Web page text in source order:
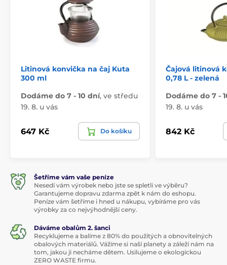
Litinová konvička na čaj Kuta
300 ml
Dodáme do 7 - 10 dní, ve středu
19. 8. u vás
647 Kč Do košíku
Čajová litinová
0,78 L - zelená
Dodáme do 7 -
19. 8. u vás
842 Kč
Šetříme vám vaše peníze
Nesedí vám výrobek nebo jste se spletli ve výběru?
Garantujeme dopravu zdarma zpět k nám do eshopu.
Peníze vám šetříme i hned u nákupu, vybíráme pro vás
výrobky za co nejvýhodnější ceny.
Dáváme obalům 2. šanci
Recyklujeme a balíme z 80% do použitých a obnovitelných
obalových materiálů. Vážíme si naší planety a záleží nám na
tom, jakou ji necháme dětem. Usilujeme o ekologickou
ZERO WASTE firmu.